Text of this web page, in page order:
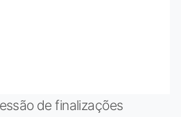
de finalizações